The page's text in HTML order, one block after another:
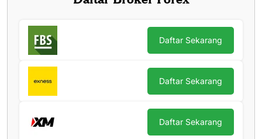
Daftar Sekarang
Daftar Sekarang
Daftar Sekarang